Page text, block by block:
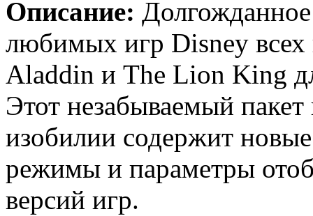
Описание:
любимых игр Disney всех
Aladdin и The Lion King
Этот незабываемый
изобилии содержит
режимы и параметры
версий игр.